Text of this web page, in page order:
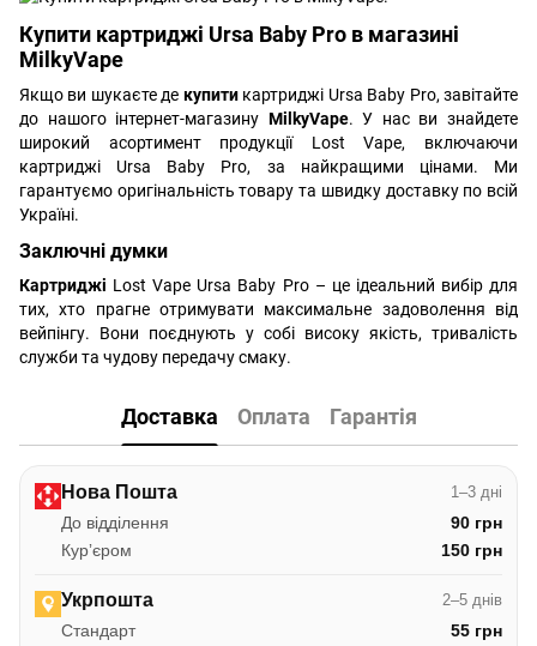
Купити картриджі Ursa Baby Pro в магазині
MilkyVape
Якщо ви шукаєте де купити картриджі Ursa Baby Pro, завітайте
до нашого інтернет-магазину MilkyVape. У нас ви знайдете
широкий асортимент продукції Lost Vape, включаючи
картриджі Ursa Baby Pro, за найкращими цінами. Ми
гарантуємо оригінальність товару та швидку доставку по всій
Україні.
Заключні думки
Картриджі Lost Vape Ursa Baby Pro – це ідеальний вибір для
тих, хто прагне отримувати максимальне задоволення від
вейпінгу. Вони поєднують у собі високу якість, тривалість
служби та чудову передачу смаку.
Доставка Оплата Гарантія
Нова Пошта 1–3 дні
До відділення
90 грн
Курʼєром
150 грн
Укрпошта 2–5 днів
Стандарт
55 грн